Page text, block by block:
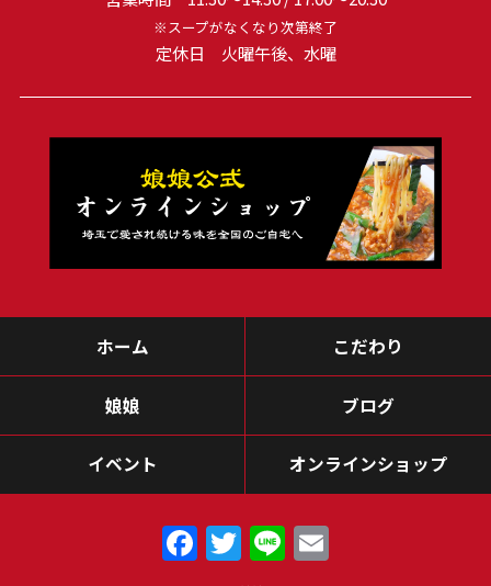
※スープがなくなり次第終了
定休日 火曜午後、水曜
ホーム こだわり
娘娘 ブログ
イベント オンラインショップ
F T Li